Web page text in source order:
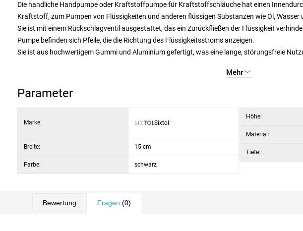
Die handliche Handpumpe oder Kraftstoffpumpe für Kraftstoffschläuche hat einen
Kraftstoff, zum Pumpen von Flüssigkeiten und anderen flüssigen Substanzen wie Öl, Wasser
Sie ist mit einem Rückschlagventil ausgestattet, das ein Zurückfließen der Flüssigkeit
Pumpe befinden sich Pfeile, die die Richtung des Flüssigkeitsstroms anzeigen.
Sie ist aus hochwertigem Gummi und Aluminium gefertigt, was eine lange, störungsfreie
Mehr
Parameter
Marke: Sixtol
Breite: 15 cm
Farbe: schwarz
Höhe:
Material:
Tiefe:
Bewertung Fragen (0)